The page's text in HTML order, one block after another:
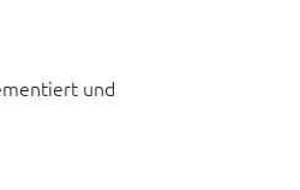
und